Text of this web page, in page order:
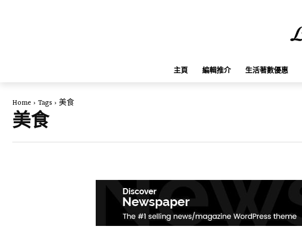
主頁 編輯推介 生活著數優惠
Home Tags 美食
美食